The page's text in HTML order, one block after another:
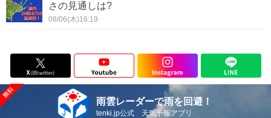
さの見通しは?
08/06(木)16:19
雨雲レーダーで雨を回避！
tenki.jp公式 天気予報アプリ